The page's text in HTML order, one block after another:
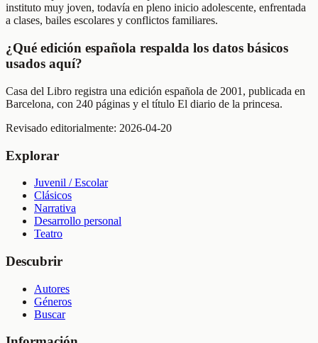
instituto muy joven, todavía en pleno inicio adolescente, enfrentada
a clases, bailes escolares y conflictos familiares.
¿Qué edición española respalda los datos básicos
usados aquí?
Casa del Libro registra una edición española de 2001, publicada en
Barcelona, con 240 páginas y el título El diario de la princesa.
Revisado editorialmente: 2026-04-20
Explorar
Juvenil / Escolar
Clásicos
Narrativa
Desarrollo personal
Teatro
Descubrir
Autores
Géneros
Buscar